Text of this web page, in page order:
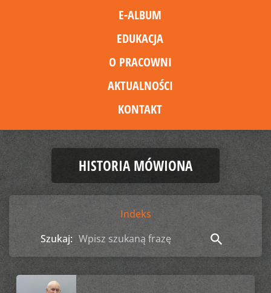
E-ALBUM
EDUKACJA
O PRACOWNI
AKTUALNOŚCI
KONTAKT
HISTORIA MÓWIONA
Indeks
Szukaj:
search